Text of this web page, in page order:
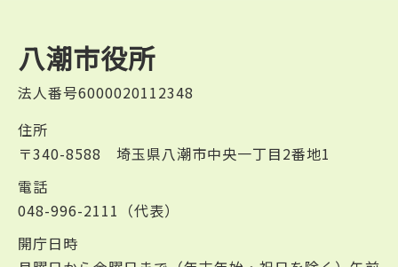
八潮市役所
法人番号6000020112348
住所
〒340-8588 埼玉県八潮市中央一丁目2番地1
電話
048-996-2111（代表）
開庁日時